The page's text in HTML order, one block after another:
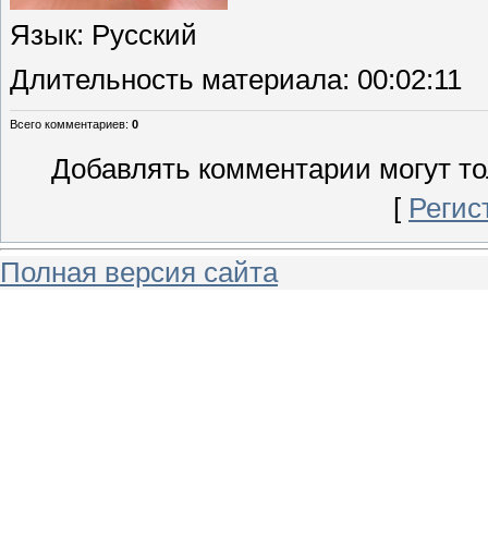
Язык: Русский
Длительность материала: 00:02:11
Всего комментариев: 0
Добавлять комментарии могут
[
Полная версия сайта